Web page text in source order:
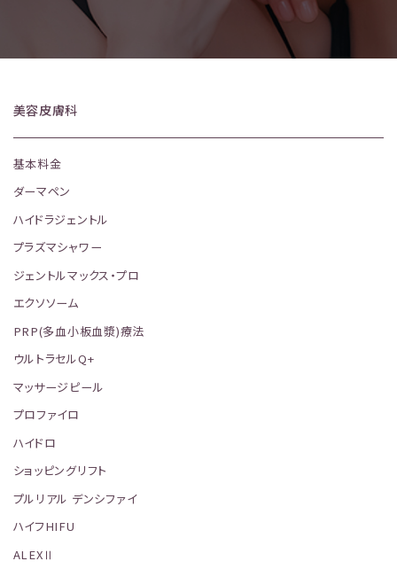
美容皮膚科
基本料金
ダーマペン
ハイドラジェントル
プラズマシャワー
ジェントルマックス・プロ
エクソソーム
PRP(多血小板血漿)療法
ウルトラセルQ+
マッサージピール
プロファイロ
ハイドロ
ショッピングリフト
プルリアル デンシファイ
ハイフHIFU
ALEXⅡ